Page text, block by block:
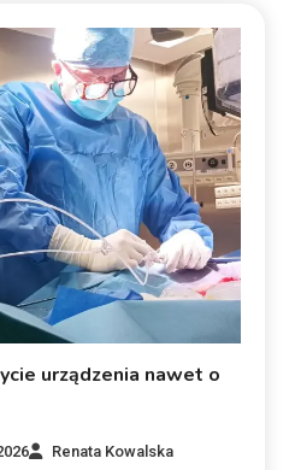
urządzenia nawet o
Renata Kowalska